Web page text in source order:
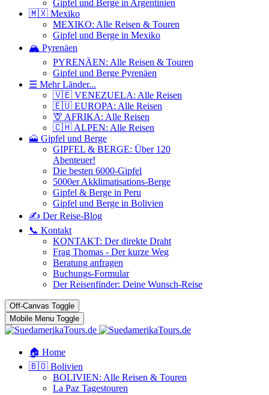
Gipfel und Berge in Argentinien
🇲🇽 Mexiko
MEXIKO: Alle Reisen & Touren
Gipfel und Berge in Mexiko
🏔️ Pyrenäen
PYRENÄEN: Alle Reisen & Touren
Gipfel und Berge Pyrenäen
☰ Mehr Länder...
🇻🇪 VENEZUELA: Alle Reisen
🇪🇺 EUROPA: Alle Reisen
🦒 AFRIKA: Alle Reisen
🇨🇭 ALPEN: Alle Reisen
🗻 Gipfel und Berge
GIPFEL & BERGE: Über 120
Abenteuer!
Die besten 6000-Gipfel
5000er Akklimatisations-Berge
Gipfel & Berge in Peru
Gipfel und Berge in Bolivien
✍️ Der Reise-Blog
📞 Kontakt
KONTAKT: Der direkte Draht
Frag Thomas - Der kurze Weg
Beratung anfragen
Buchungs-Formular
Der Reisenfinder: Deine Wunsch-Reise
Off-Canvas Toggle
Mobile Menu Toggle
🏠 Home
🇧🇴 Bolivien
BOLIVIEN: Alle Reisen & Touren
La Paz Tagestouren